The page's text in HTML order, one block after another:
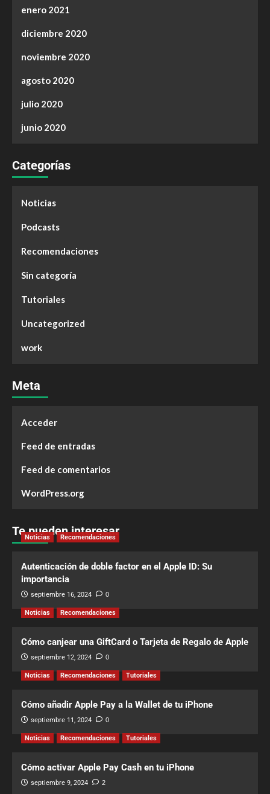
enero 2021
diciembre 2020
noviembre 2020
agosto 2020
julio 2020
junio 2020
Categorías
Noticias
Podcasts
Recomendaciones
Sin categoría
Tutoriales
Uncategorized
work
Meta
Acceder
Feed de entradas
Feed de comentarios
WordPress.org
Te pueden interesar
Noticias Recomendaciones
Autenticación de doble factor en el Apple ID: Su
importancia
septiembre 16, 2024 0
Noticias Recomendaciones
Cómo canjear una GiftCard o Tarjeta de Regalo de Apple
septiembre 12, 2024 0
Noticias Recomendaciones Tutoriales
Cómo añadir Apple Pay a la Wallet de tu iPhone
septiembre 11, 2024 0
Noticias Recomendaciones Tutoriales
Cómo activar Apple Pay Cash en tu iPhone
septiembre 9, 2024 2